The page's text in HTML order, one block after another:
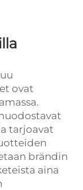
ovat
tarjoavat
brändin
aina